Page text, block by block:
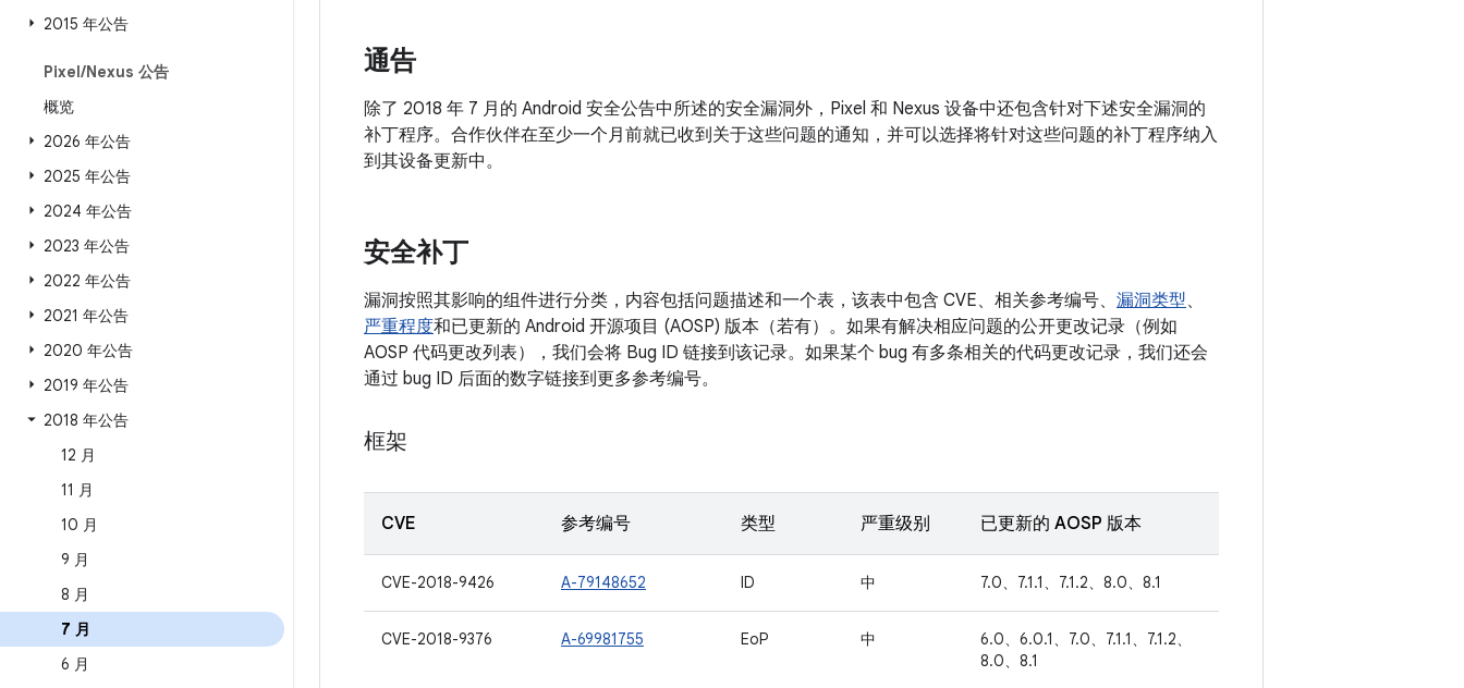
2015 年公告
Pixel/Nexus 公告
概览
2026 年公告
2025 年公告
2024 年公告
2023 年公告
2022 年公告
2021 年公告
2020 年公告
2019 年公告
2018 年公告
12 月
11 月
10 月
9 月
8 月
7 月
6 月
通告
除了 2018 年 7 月的 Android 安全公告中所述的安全漏洞外，Pixel 和 Nexus 设备中还包含针对下述安全漏洞的
补丁程序。合作伙伴在至少一个月前就已收到关于这些问题的通知，并可以选择将针对这些问题的补丁程序纳入
到其设备更新中。
安全补丁
漏洞按照其影响的组件进行分类，内容包括问题描述和一个表，该表中包含 CVE、相关参考编号、 漏洞类型、
严重程度和已更新的 Android 开源项目 (AOSP) 版本（若有）。如果有解决相应问题的公开更改记录（例如
AOSP 代码更改列表），我们会将 Bug ID 链接到该记录。如果某个 bug 有多条相关的代码更改记录，我们还会
通过 bug ID 后面的数字链接到更多参考编号。
框架
CVE 参考编号 类型 严重级别 已更新的 AOSP 版本
CVE-2018-9426 A-79148652 ID 中 7.0、7.1.1、7.1.2、8.0、8.1
CVE-2018-9376 A-69981755 EoP 中
6.0、6.0.1、7.0、7.1.1、7.1.2、
8.0、8.1